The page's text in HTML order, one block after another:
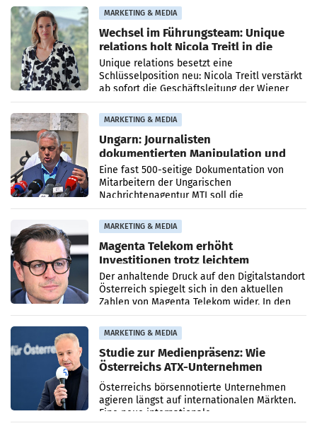
MARKETING & MEDIA
Wechsel im Führungsteam: Unique
relations holt Nicola Treitl in die
Geschäftsleitung
Unique relations besetzt eine
Schlüsselposition neu: Nicola Treitl verstärkt
ab sofort die Geschäftsleitung der Wiener
PR-Agentur an der Seite von Josef Kalina und
Anna Kalina-Mahr.
MARKETING & MEDIA
Ungarn: Journalisten
dokumentierten Manipulation und
Zensur
Eine fast 500-seitige Dokumentation von
Mitarbeitern der Ungarischen
Nachrichtenagentur MTI soll die
systematische Nachrichten-Manipulation und
Zensur bei der Agentur während der Zeit
MARKETING & MEDIA
Magenta Telekom erhöht
Investitionen trotz leichtem
Umsatzrückgang
Der anhaltende Druck auf den Digitalstandort
Österreich spiegelt sich in den aktuellen
Zahlen von Magenta Telekom wider. In den
ersten sechs Monaten des laufenden Jahres
verzeichnete
MARKETING & MEDIA
Studie zur Medienpräsenz: Wie
Österreichs ATX-Unternehmen
international wahrgenommen
werden
Österreichs börsennotierte Unternehmen
agieren längst auf internationalen Märkten.
Eine neue internationale
Medienresonanzanalyse untersucht die